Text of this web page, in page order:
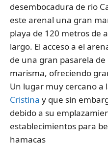
desembocadura de rio
este arenal una gran
playa de 120 metros de
largo. El acceso a el
de una gran pasarela
marisma, ofreciendo
Un lugar muy cercano a
Cristina y que sin
debido a su
establecimientos para
hamacas